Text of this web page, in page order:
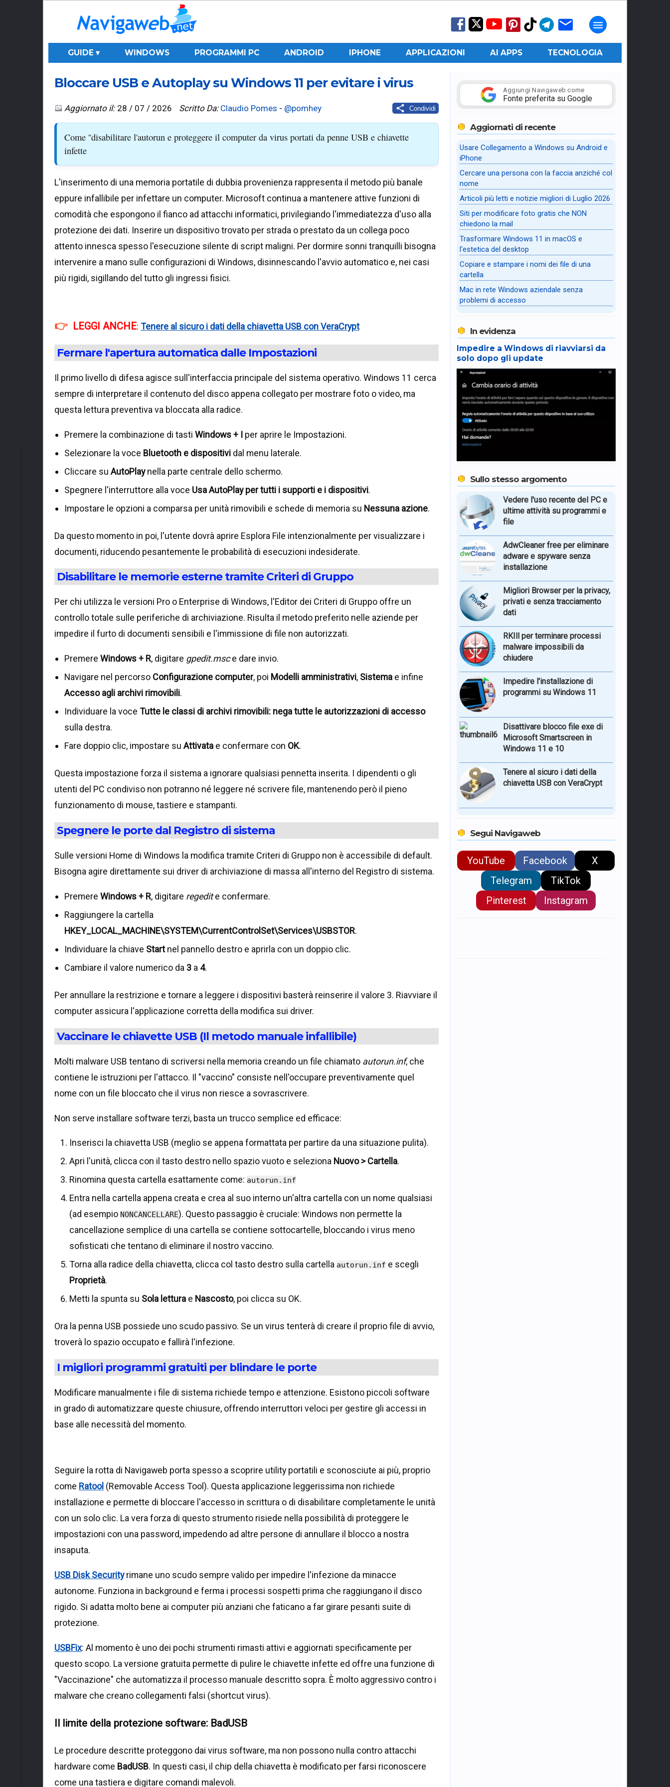
GUIDE ▾ WINDOWS PROGRAMMI PC ANDROID IPHONE APPLICAZIONI AI APPS TECNOLOGIA
Bloccare USB e Autoplay su Windows 11 per evitare i virus
Condividi
Aggiornato il: 28 / 07 / 2026 Scritto Da: Claudio Pomes - @pomhey
Come ''disabilitare l'autorun e proteggere il computer da virus portati da penne USB e chiavette
infette
L'inserimento di una memoria portatile di dubbia provenienza rappresenta il metodo più banale
eppure infallibile per infettare un computer. Microsoft continua a mantenere attive funzioni di
comodità che espongono il fianco ad attacchi informatici, privilegiando l'immediatezza d'uso alla
protezione dei dati. Inserire un dispositivo trovato per strada o prestato da un collega poco
attento innesca spesso l'esecuzione silente di script maligni. Per dormire sonni tranquilli bisogna
intervenire a mano sulle configurazioni di Windows, disinnescando l'avvio automatico e, nei casi
più rigidi, sigillando del tutto gli ingressi fisici.
LEGGI ANCHE: Tenere al sicuro i dati della chiavetta USB con VeraCrypt
Fermare l'apertura automatica dalle Impostazioni
Il primo livello di difesa agisce sull'interfaccia principale del sistema operativo. Windows 11 cerca
sempre di interpretare il contenuto del disco appena collegato per mostrare foto o video, ma
questa lettura preventiva va bloccata alla radice.
Premere la combinazione di tasti Windows + I per aprire le Impostazioni.
Selezionare la voce Bluetooth e dispositivi dal menu laterale.
Cliccare su AutoPlaynella parte centrale dello schermo.
Spegnere l'interruttore alla voce Usa AutoPlay per tutti i supporti e i dispositivi.
Impostare le opzioni a comparsa per unità rimovibili e schede di memoria su Nessuna azione.
Da questo momento in poi, l'utente dovrà aprire Esplora File intenzionalmente per visualizzare i
documenti, riducendo pesantemente le probabilità di esecuzioni indesiderate.
Disabilitare le memorie esterne tramite Criteri di Gruppo
Per chi utilizza le versioni Pro o Enterprise di Windows, l'Editor dei Criteri di Gruppo offre un
controllo totale sulle periferiche di archiviazione. Risulta il metodo preferito nelle aziende per
impedire il furto di documenti sensibili e l'immissione di file non autorizzati.
Premere Windows + R, digitare gpedit.msce dare invio.
Navigare nel percorso Configurazione computer, poi Modelli amministrativi, Sistema e infine
Accesso agli archivi rimovibili.
Individuare la voce Tutte le classi di archivi rimovibili: nega tutte le autorizzazioni di accesso
sulla destra.
Fare doppio clic, impostare su Attivata e confermare con OK.
Questa impostazione forza il sistema a ignorare qualsiasi pennetta inserita. I dipendenti o gli
utenti del PC condiviso non potranno né leggere né scrivere file, mantenendo però il pieno
funzionamento di mouse, tastiere e stampanti.
Spegnere le porte dal Registro di sistema
Sulle versioni Home di Windows la modifica tramite Criteri di Gruppo non è accessibile di default.
Bisogna agire direttamente sui driver di archiviazione di massa all'interno del Registro di sistema.
Premere Windows + R, digitare regedite confermare.
Raggiungere la cartella
HKEY_LOCAL_MACHINE\SYSTEM\CurrentControlSet\Services\USBSTOR.
Individuare la chiave Startnel pannello destro e aprirla con un doppio clic.
Cambiare il valore numerico da 3 a 4.
Per annullare la restrizione e tornare a leggere i dispositivi basterà reinserire il valore 3. Riavviare il
computer assicura l'applicazione corretta della modifica sui driver.
Vaccinare le chiavette USB (Il metodo manuale infallibile)
Molti malware USB tentano di scriversi nella memoria creando un file chiamato autorun.inf, che
contiene le istruzioni per l'attacco. Il "vaccino" consiste nell'occupare preventivamente quel
nome con un file bloccato che il virus non riesce a sovrascrivere.
Non serve installare software terzi, basta un trucco semplice ed efficace:
Inserisci la chiavetta USB (meglio se appena formattata per partire da una situazione pulita).
Apri l'unità, clicca con il tasto destro nello spazio vuoto e seleziona Nuovo > Cartella.
Rinomina questa cartella esattamente come: autorun.inf
Entra nella cartella appena creata e crea al suo interno un'altra cartella con un nome qualsiasi
(ad esempio NONCANCELLARE). Questo passaggio è cruciale: Windows non permette la
cancellazione semplice di una cartella se contiene sottocartelle, bloccando i virus meno
sofisticati che tentano di eliminare il nostro vaccino.
Torna alla radice della chiavetta, clicca col tasto destro sulla cartella autorun.inf e scegli
Proprietà.
Metti la spunta su Sola lettura e Nascosto, poi clicca su OK.
Ora la penna USB possiede uno scudo passivo. Se un virus tenterà di creare il proprio file di avvio,
troverà lo spazio occupato e fallirà l'infezione.
I migliori programmi gratuiti per blindare le porte
Modificare manualmente i file di sistema richiede tempo e attenzione. Esistono piccoli software
in grado di automatizzare queste chiusure, offrendo interruttori veloci per gestire gli accessi in
base alle necessità del momento.
Seguire la rotta di Navigaweb porta spesso a scoprire utility portatili e sconosciute ai più, proprio
come Ratool (Removable Access Tool). Questa applicazione leggerissima non richiede
installazione e permette di bloccare l'accesso in scrittura o di disabilitare completamente le unità
con un solo clic. La vera forza di questo strumento risiede nella possibilità di proteggere le
impostazioni con una password, impedendo ad altre persone di annullare il blocco a nostra
insaputa.
USB Disk Securityrimane uno scudo sempre valido per impedire l'infezione da minacce
autonome. Funziona in background e ferma i processi sospetti prima che raggiungano il disco
rigido. Si adatta molto bene ai computer più anziani che faticano a far girare pesanti suite di
protezione.
USBFix: Al momento è uno dei pochi strumenti rimasti attivi e aggiornati specificamente per
questo scopo. La versione gratuita permette di pulire le chiavette infette ed offre una funzione di
"Vaccinazione" che automatizza il processo manuale descritto sopra. È molto aggressivo contro i
malware che creano collegamenti falsi (shortcut virus).
Il limite della protezione software: BadUSB
Le procedure descritte proteggono dai virus software, ma non possono nulla contro attacchi
hardware come BadUSB. In questi casi, il chip della chiavetta è modificato per farsi riconoscere
come una tastiera e digitare comandi malevoli.
Aggiungi Navigaweb come
Fonte preferita su Google
Aggiornati di recente
Usare Collegamento a Windows su Android e
iPhone
Cercare una persona con la faccia anziché col
nome
Articoli più letti e notizie migliori di Luglio 2026
Siti per modificare foto gratis che NON
chiedono la mail
Trasformare Windows 11 in macOS e
l'estetica del desktop
Copiare e stampare i nomi dei file di una
cartella
Mac in rete Windows aziendale senza
problemi di accesso
In evidenza
Impedire a Windows di riavviarsi da
solo dopo gli update
Sullo stesso argomento
Vedere l'uso recente del PC e
ultime attività su programmi e
file
AdwCleaner free per eliminare
adware e spyware senza
installazione
Migliori Browser per la privacy,
privati e senza tracciamento
dati
RKIll per terminare processi
malware impossibili da
chiudere
Impedire l'installazione di
programmi su Windows 11
Disattivare blocco file exe di
Microsoft Smartscreen in
Windows 11 e 10
Tenere al sicuro i dati della
chiavetta USB con VeraCrypt
Segui Navigaweb
YouTube Facebook
X
Telegram
TikTok
Pinterest
Instagram